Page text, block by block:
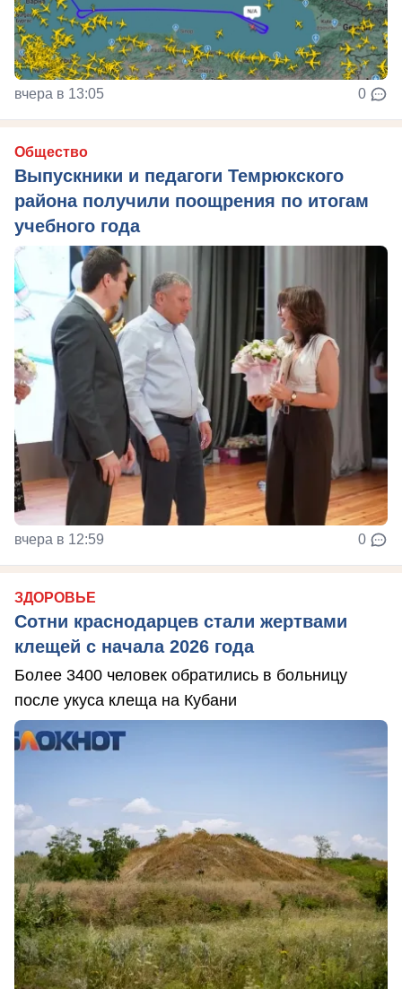
вчера в 13:05 0
Общество
Выпускники и педагоги Темрюкского
района получили поощрения по итогам
учебного года
вчера в 12:59 0
ЗДОРОВЬЕ
Сотни краснодарцев стали жертвами
клещей с начала 2026 года
Более 3400 человек обратились в больницу
после укуса клеща на Кубани